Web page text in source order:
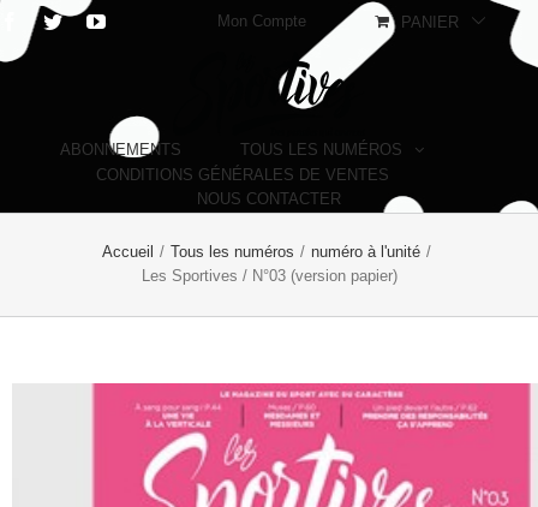
Mon Compte PANIER
ABONNEMENTS
TOUS LES NUMÉROS
CONDITIONS GÉNÉRALES DE VENTES
NOUS CONTACTER
Accueil / Tous les numéros / numéro à l'unité /
Les Sportives / N°03 (version papier)